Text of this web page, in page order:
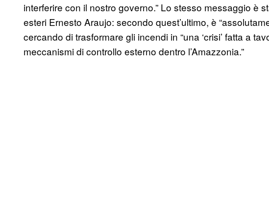
interferire con il nostro governo.” Lo stesso messaggio è
esteri Ernesto Araujo: secondo quest’ultimo, è
cercando di trasformare gli incendi in “una ‘crisi’ fatta a
meccanismi di controllo esterno dentro l’Amazzonia.”